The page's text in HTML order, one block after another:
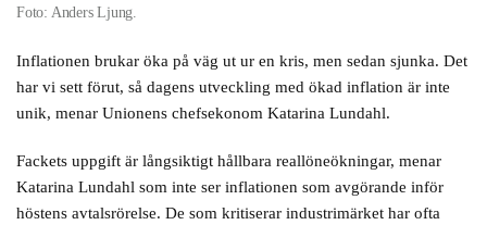
Foto: Anders Ljung.
Inflationen brukar öka på väg ut ur en kris, men sedan sjunka. Det
har vi sett förut, så dagens utveckling med ökad inflation är inte
unik, menar Unionens chefsekonom Katarina Lundahl.
Fackets uppgift är långsiktigt hållbara reallöneökningar, menar
Katarina Lundahl som inte ser inflationen som avgörande inför
höstens avtalsrörelse. De som kritiserar industrimärket har ofta